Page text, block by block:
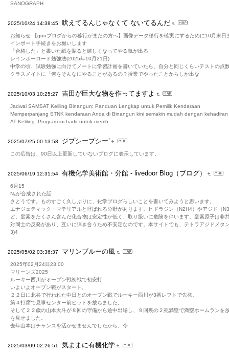
SANOGRAPH
2025/10/24 14:38:45 吠えてるんじゃなくて ないてるんだ
お知らせ 【gooブログからの移行がまだの方へ】画像データ移行を確実にするために10月末日
インポート手続きをお願いします
「合格した」と書いた紙を貼ると嬉しくなってやる気が出る
レインボーロード勉強法(2025年10月21日)
中学の頃、試験勉強に向けてノートに学習計画を書いていたら、自分と同じくらいテストの点
クラスメイトに「何をそんなにやることがあるの？授業でやったことからしか出な
2025/10/03 10:25:27 吉田が巨大な物を作ってますよ
Jadwal SAMSAT Keliling Binangun: Panduan Lengkap untuk Pemilik Kendaraan
Memperpanjang STNK kendaraan Anda di Binangun kini semakin mudah dengan kehadiran
AT Keliling. Program ini hadir untuk memb
2025/07/25 00:13:58 ジプシープシー’
この広告は、90日以上更新していないブログに表示しています。
2025/06/19 12:31:54 有機化学美術館・分館 - livedoor Blog（ブログ）
6月15
N₆が合成された話
さとうです。ものすごく久しぶりに、化学ブログらしいことを書いてみようと思います。
エナジェティック・マテリアルと呼ばれる分野があります。ヒドラジン（N2H4）やアジド（
ど、窒素をたくさん含んだ化合物は安定性が低く、取り扱いに危険を伴います。窒素原子は非
対同士の反発があり、互いに弾き合うため不安定なのです。本サイトでも、テトラアジドメタ
3)4
2025/05/02 03:36:37 マリンブルーの風
2025年02月24日23:00
マリーンズ2025
ルーキー西川がオープン戦初戦で初安打
いよいよオープン戦がスタート。
２２日に北谷で行われた中日とのオープン戦でルーキー西川が3番レフトで先発。
第４打席で見事センター前ヒットを放ちました。
そして２２歳の山本大斗が８回の守備から途中出場し、９回裏の２死満塁で満塁ホームランを
を見せました。
去年山本はチャンスを活かせませんでしたから、今
2025/03/09 02:26:51 気ままに有機化学